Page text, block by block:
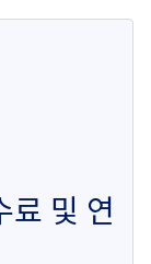
료 및 연